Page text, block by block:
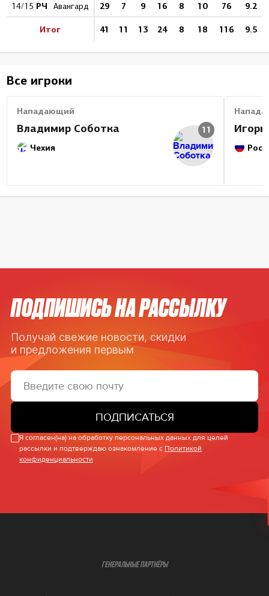
14/15 РЧ Авангард 29 7 9 16 8 10 76 9.2
Итог 41 11 13 24 8 18 116 9.5
Все игроки
Нападающий
Владимир Соботка
Чехия
11
ПОДПИШИСЬ НА РАССЫЛКУ
Получай свежие новости, скидки
и предложения первым
ПОДПИСАТЬСЯ
Я согласен(на) на обработку персональных данных для целей
рассылки и подтверждаю ознакомление с Политикой
конфиденциальности
ГЕНЕРАЛЬНЫЕ ПАРТНЁРЫ